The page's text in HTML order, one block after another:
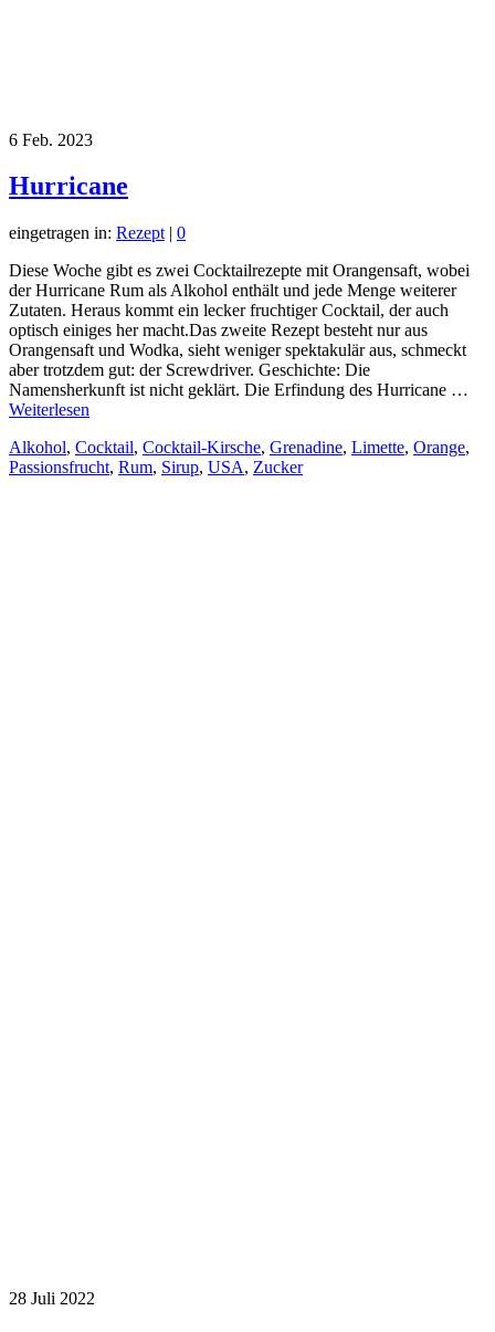
6 Feb. 2023
Hurricane
eingetragen in: Rezept | 0
Diese Woche gibt es zwei Cocktailrezepte mit Orangensaft, wobei
der Hurricane Rum als Alkohol enthält und jede Menge weiterer
Zutaten. Heraus kommt ein lecker fruchtiger Cocktail, der auch
optisch einiges her macht.Das zweite Rezept besteht nur aus
Orangensaft und Wodka, sieht weniger spektakulär aus, schmeckt
aber trotzdem gut: der Screwdriver. Geschichte: Die
Namensherkunft ist nicht geklärt. Die Erfindung des Hurricane …
Weiterlesen
Alkohol, Cocktail, Cocktail-Kirsche, Grenadine, Limette, Orange,
Passionsfrucht, Rum, Sirup, USA, Zucker
28 Juli 2022